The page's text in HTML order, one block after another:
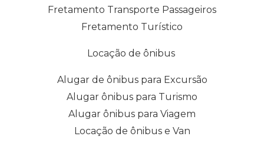
Fretamento Transporte Passageiros
Fretamento Turístico
Locação de ônibus
Alugar de ônibus para Excursão
Alugar ônibus para Turismo
Alugar ônibus para Viagem
Locação de ônibus e Van